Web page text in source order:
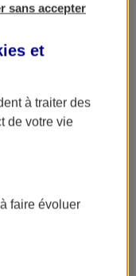
sans accepter
et
à traiter des
de votre vie
faire évoluer